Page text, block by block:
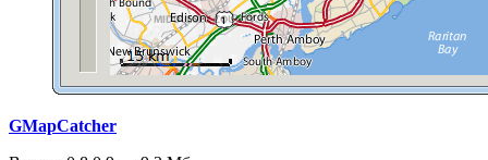
GMapCatcher